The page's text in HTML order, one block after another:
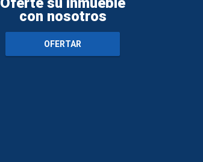
con nosotros
OFERTAR